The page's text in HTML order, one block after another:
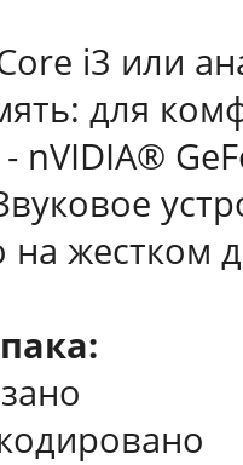
i3 или
для
nVIDIA®
жестком